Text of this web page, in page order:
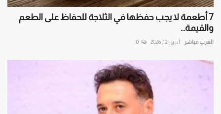
7 أطعمة لا يجب حفظها في الثلاجة للحفاظ على الطعم
والقيمة...
العرب مباشر أبريل 12, 2026 0